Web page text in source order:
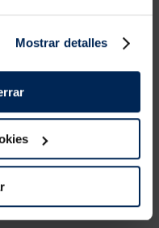
Mostrar detalles
nostres serveis o